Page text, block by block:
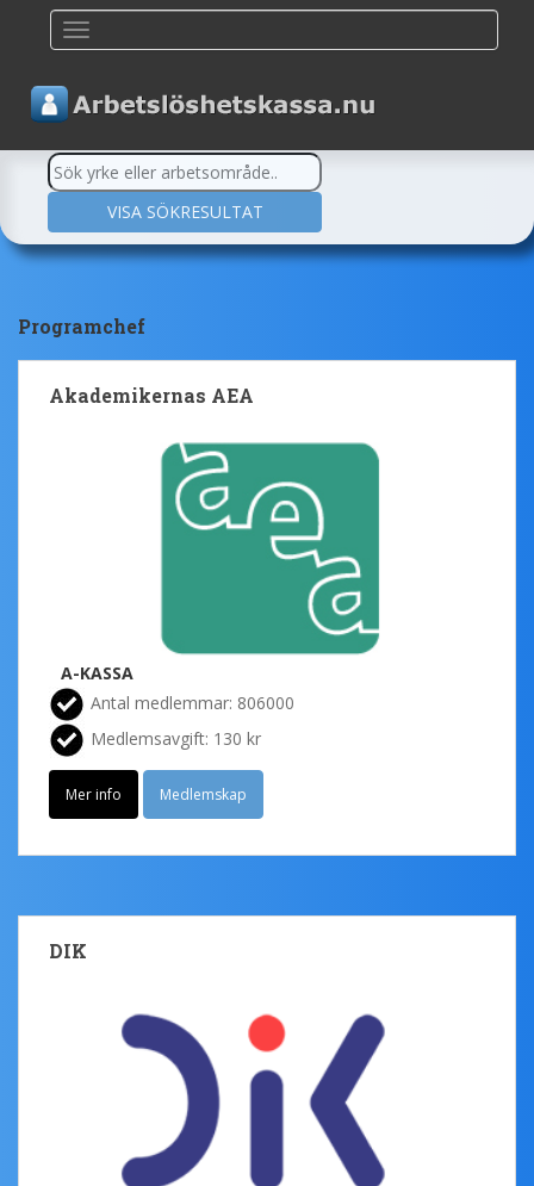
Programchef
Akademikernas AEA
A-KASSA
Antal medlemmar: 806000
Medlemsavgift: 130 kr
Mer info Medlemskap
DIK